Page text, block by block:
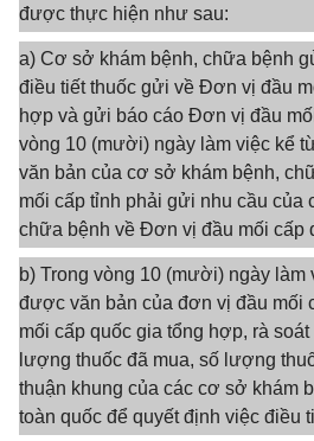
được thực hiện như sau:
a) Cơ sở khám bệnh, chữa bệnh
điều tiết thuốc gửi về Đơn vị đầu
hợp và gửi báo cáo Đơn vị đầu
vòng 10 (mười) ngày làm việc kể
văn bản của cơ sở khám bệnh,
mối cấp tỉnh phải gửi nhu cầu của
chữa bệnh về Đơn vị đầu mối cấp
b) Trong vòng 10 (mười) ngày làm
được văn bản của đơn vị đầu mối
mối cấp quốc gia tổng hợp, rà
lượng thuốc đã mua, số lượng
thuận khung của các cơ sở khám
toàn quốc để quyết định việc điều